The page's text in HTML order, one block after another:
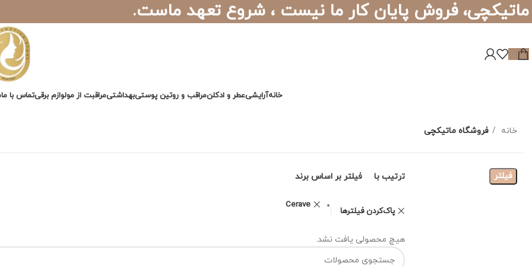
ماتیکچی، فروش پایان کار ما نیست ، شروع تعهد ماست.
خانهآرایشیعطر و ادکلنمراقب و روتین پوستیبهداشتیمراقبت از مولوازم برقیتماس با ما
خانه فروشگاه ماتیکچی
فیلتر ترتیب با فیلتر بر اساس برند
پاک‌کردن فیلترها
Cerave
هیچ محصولی یافت نشد.